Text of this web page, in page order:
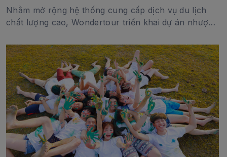
quyền
Nhằm mở rộng hệ thống cung cấp dịch vụ du lịch
chất lượng cao, Wondertour triển khai dự án nhượng
toàn quốc.